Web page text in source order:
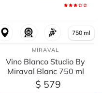
750 ml
MIRAVAL
Vino Blanco Studio By
Miraval Blanc 750 ml
$ 579